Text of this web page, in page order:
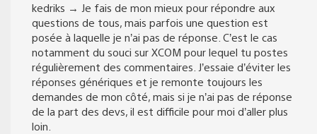
kedriks → Je fais de mon mieux pour répondre aux
questions de tous, mais parfois une question est
posée à laquelle je n’ai pas de réponse. C’est le cas
notamment du souci sur XCOM pour lequel tu postes
régulièrement des commentaires. J’essaie d’éviter les
réponses génériques et je remonte toujours les
demandes de mon côté, mais si je n’ai pas de réponse
de la part des devs, il est difficile pour moi d’aller plus
loin.